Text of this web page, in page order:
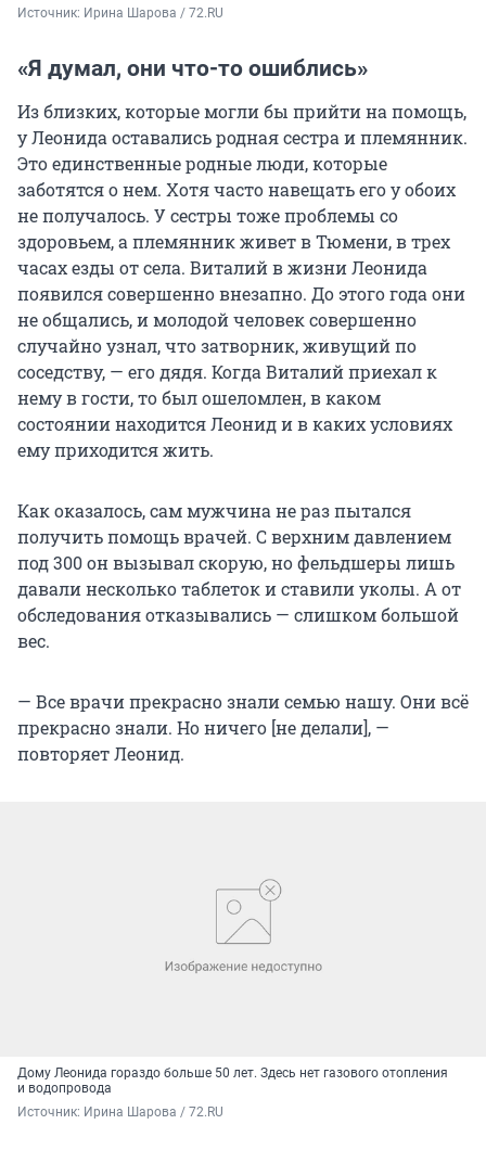
Источник: Ирина Шарова / 72.RU
«Я думал, они что-то ошиблись»
Из близких, которые могли бы прийти на помощь,
у Леонида оставались родная сестра и племянник.
Это единственные родные люди, которые
заботятся о нем. Хотя часто навещать его у обоих
не получалось. У сестры тоже проблемы со
здоровьем, а племянник живет в Тюмени, в трех
часах езды от села. Виталий в жизни Леонида
появился совершенно внезапно. До этого года они
не общались, и молодой человек совершенно
случайно узнал, что затворник, живущий по
соседству, — его дядя. Когда Виталий приехал к
нему в гости, то был ошеломлен, в каком
состоянии находится Леонид и в каких условиях
ему приходится жить.
Как оказалось, сам мужчина не раз пытался
получить помощь врачей. С верхним давлением
под 300 он вызывал скорую, но фельдшеры лишь
давали несколько таблеток и ставили уколы. А от
обследования отказывались — слишком большой
вес.
— Все врачи прекрасно знали семью нашу. Они всё
прекрасно знали. Но ничего [не делали], —
повторяет Леонид.
Дому Леонида гораздо больше 50 лет. Здесь нет газового отопления
и водопровода
Источник: Ирина Шарова / 72.RU